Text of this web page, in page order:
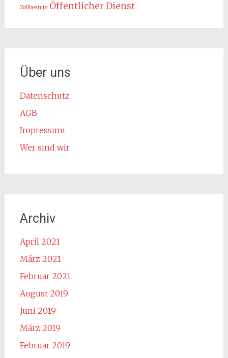
Zollbeamte Öffentlicher Dienst
Über uns
Datenschutz
AGB
Impressum
Wer sind wir
Archiv
April 2021
März 2021
Februar 2021
August 2019
Juni 2019
März 2019
Februar 2019